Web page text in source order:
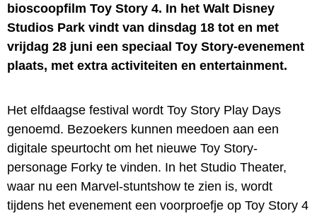
bioscoopfilm Toy Story 4. In het Walt Disney
Studios Park vindt van dinsdag 18 tot en met
vrijdag 28 juni een speciaal Toy Story-evenement
plaats, met extra activiteiten en entertainment.
Het elfdaagse festival wordt Toy Story Play Days
genoemd. Bezoekers kunnen meedoen aan een
digitale speurtocht om het nieuwe Toy Story-
personage Forky te vinden. In het Studio Theater,
waar nu een Marvel-stuntshow te zien is, wordt
tijdens het evenement een voorproefje op Toy Story 4